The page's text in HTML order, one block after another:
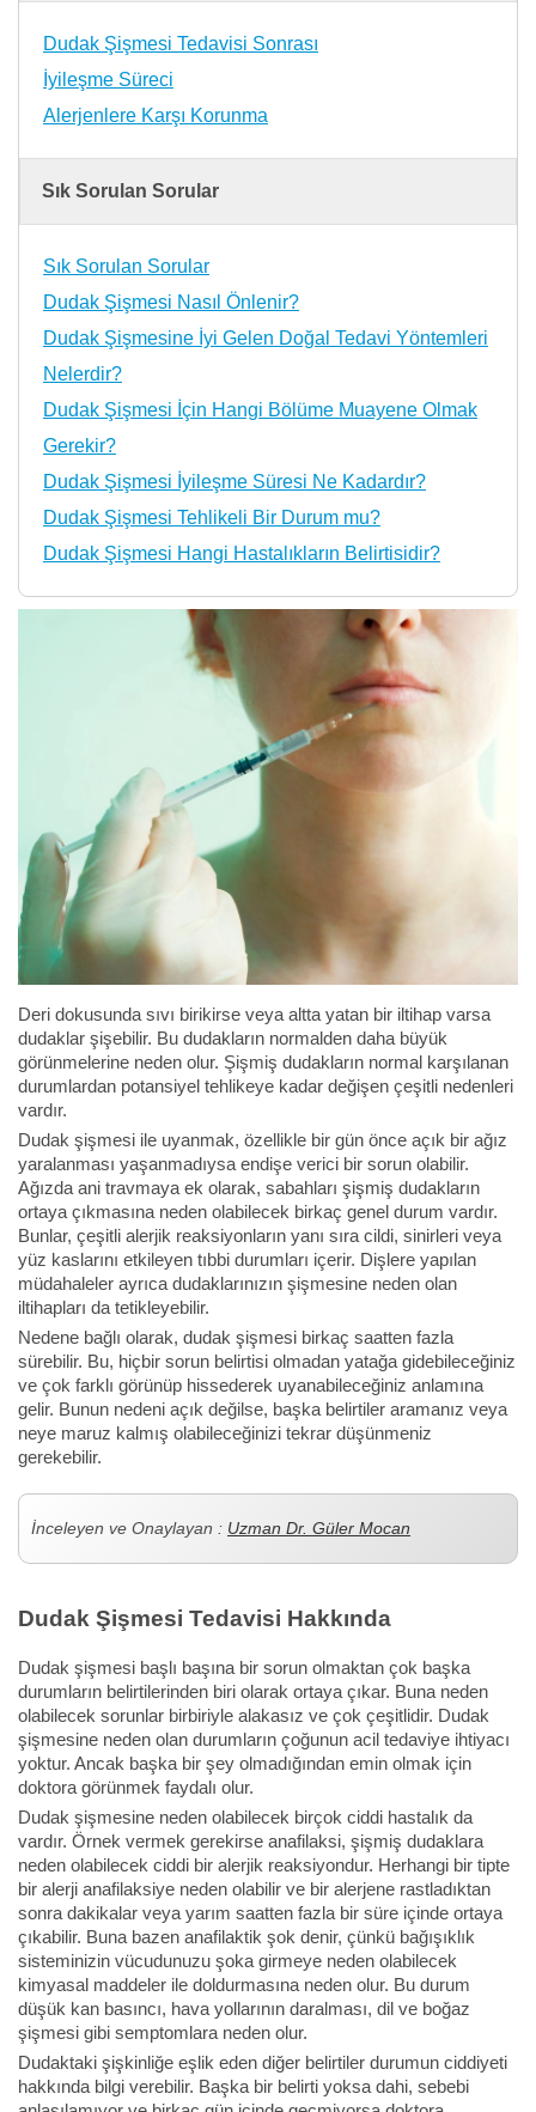
Dudak Şişmesi Tedavisi Sonrası
İyileşme Süreci
Alerjenlere Karşı Korunma
Sık Sorulan Sorular
Sık Sorulan Sorular
Dudak Şişmesi Nasıl Önlenir?
Dudak Şişmesine İyi Gelen Doğal Tedavi Yöntemleri
Nelerdir?
Dudak Şişmesi İçin Hangi Bölüme Muayene Olmak
Gerekir?
Dudak Şişmesi İyileşme Süresi Ne Kadardır?
Dudak Şişmesi Tehlikeli Bir Durum mu?
Dudak Şişmesi Hangi Hastalıkların Belirtisidir?
Deri dokusunda sıvı birikirse veya altta yatan bir iltihap varsa
dudaklar şişebilir. Bu dudakların normalden daha büyük
görünmelerine neden olur. Şişmiş dudakların normal karşılanan
durumlardan potansiyel tehlikeye kadar değişen çeşitli nedenleri
vardır.
Dudak şişmesi ile uyanmak, özellikle bir gün önce açık bir ağız
yaralanması yaşanmadıysa endişe verici bir sorun olabilir.
Ağızda ani travmaya ek olarak, sabahları şişmiş dudakların
ortaya çıkmasına neden olabilecek birkaç genel durum vardır.
Bunlar, çeşitli alerjik reaksiyonların yanı sıra cildi, sinirleri veya
yüz kaslarını etkileyen tıbbi durumları içerir. Dişlere yapılan
müdahaleler ayrıca dudaklarınızın şişmesine neden olan
iltihapları da tetikleyebilir.
Nedene bağlı olarak, dudak şişmesi birkaç saatten fazla
sürebilir. Bu, hiçbir sorun belirtisi olmadan yatağa gidebileceğiniz
ve çok farklı görünüp hissederek uyanabileceğiniz anlamına
gelir. Bunun nedeni açık değilse, başka belirtiler aramanız veya
neye maruz kalmış olabileceğinizi tekrar düşünmeniz
gerekebilir.
İnceleyen ve Onaylayan : Uzman Dr. Güler Mocan
Dudak Şişmesi Tedavisi Hakkında
Dudak şişmesi başlı başına bir sorun olmaktan çok başka
durumların belirtilerinden biri olarak ortaya çıkar. Buna neden
olabilecek sorunlar birbiriyle alakasız ve çok çeşitlidir. Dudak
şişmesine neden olan durumların çoğunun acil tedaviye ihtiyacı
yoktur. Ancak başka bir şey olmadığından emin olmak için
doktora görünmek faydalı olur.
Dudak şişmesine neden olabilecek birçok ciddi hastalık da
vardır. Örnek vermek gerekirse anafilaksi, şişmiş dudaklara
neden olabilecek ciddi bir alerjik reaksiyondur. Herhangi bir tipte
bir alerji anafilaksiye neden olabilir ve bir alerjene rastladıktan
sonra dakikalar veya yarım saatten fazla bir süre içinde ortaya
çıkabilir. Buna bazen anafilaktik şok denir, çünkü bağışıklık
sisteminizin vücudunuzu şoka girmeye neden olabilecek
kimyasal maddeler ile doldurmasına neden olur. Bu durum
düşük kan basıncı, hava yollarının daralması, dil ve boğaz
şişmesi gibi semptomlara neden olur.
Dudaktaki şişkinliğe eşlik eden diğer belirtiler durumun ciddiyeti
hakkında bilgi verebilir. Başka bir belirti yoksa dahi, sebebi